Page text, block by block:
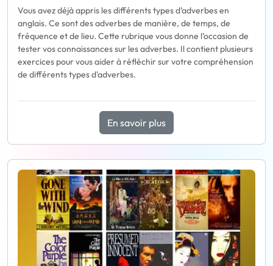
Vous avez déjà appris les différents types d’adverbes en
anglais. Ce sont des adverbes de manière, de temps, de
fréquence et de lieu. Cette rubrique vous donne l’occasion de
tester vos connaissances sur les adverbes. Il contient plusieurs
exercices pour vous aider à réfléchir sur votre compréhension
de différents types d'adverbes.
En savoir plus